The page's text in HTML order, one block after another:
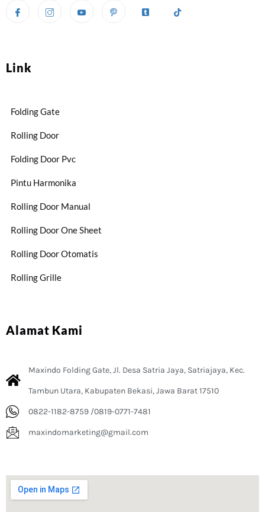
Link
Folding Gate
Rolling Door
Folding Door Pvc
Pintu Harmonika
Rolling Door Manual
Rolling Door One Sheet
Rolling Door Otomatis
Rolling Grille
Alamat Kami
Maxindo Folding Gate, Jl. Desa Satria Jaya, Satriajaya, Kec.
Tambun Utara, Kabupaten Bekasi, Jawa Barat 17510
0822-1182-8759 /0819-0771-7481
maxindomarketing@gmail.com